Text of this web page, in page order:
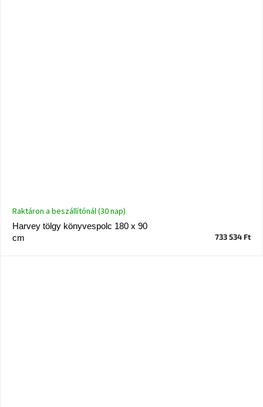
Harvey tölgy könyvespolc 180 x 90
cm
Raktáron a beszállítónál (30 nap)
733 534 Ft